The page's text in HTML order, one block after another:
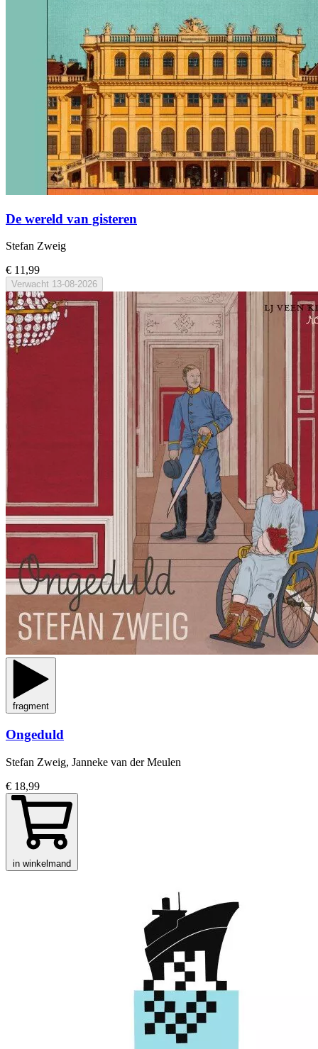
De wereld van gisteren
Stefan Zweig
€ 11,99
Verwacht 13-08-2026
fragment
Ongeduld
Stefan Zweig, Janneke van der Meulen
€ 18,99
in winkelmand